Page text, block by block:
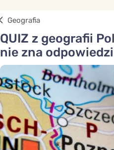
Geografia
QUIZ z geografii
nie zna